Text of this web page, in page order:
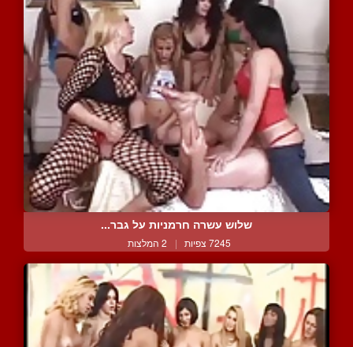
שלוש עשרה חרמניות על גבר...
7245 צפיות | 2 המלצות